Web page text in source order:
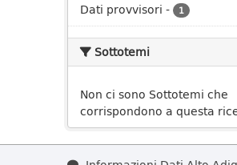
Dati provvisori - 1
Sottotemi
Non ci sono Sottotemi che
corrispondono a questa